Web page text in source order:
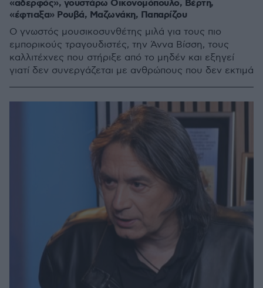
«αδερφός», γουστάρω Οικονομόπουλο, Βέρτη,
«έφτιαξα» Ρουβά, Μαζωνάκη, Παπαρίζου
Ο γνωστός μουσικοσυνθέτης μιλά για τους πιο
εμπορικούς τραγουδιστές, την Άννα Βίσση, τους
καλλιτέχνες που στήριξε από το μηδέν και εξηγεί
γιατί δεν συνεργάζεται με ανθρώπους που δεν εκτιμά